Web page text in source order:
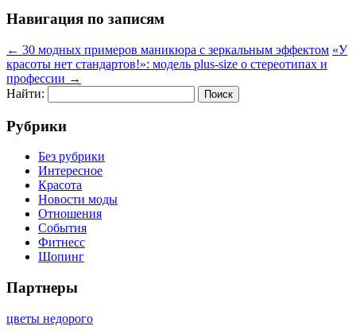
Навигация по записям
← 30 модных примеров маникюра с зеркальным эффектом «У
красоты нет стандартов!»: модель plus-size о стереотипах и
профессии →
Найти:
Рубрики
Без рубрики
Интересное
Красота
Новости моды
Отношения
События
Фитнесс
Шопинг
Партнеры
цветы недорого